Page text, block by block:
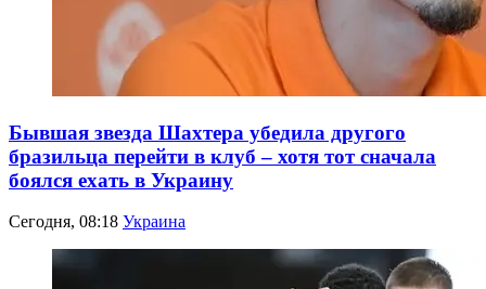
Бывшая звезда Шахтера убедила другого
бразильца перейти в клуб – хотя тот сначала
боялся ехать в Украину
Сегодня, 08:18 Украина